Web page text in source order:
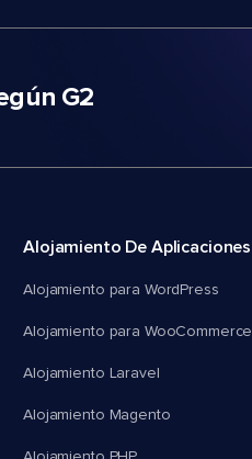
G2
Alojamiento De Aplicaciones
Alojamiento para WordPress
Alojamiento para WooCommerce
Alojamiento Laravel
Alojamiento Magento